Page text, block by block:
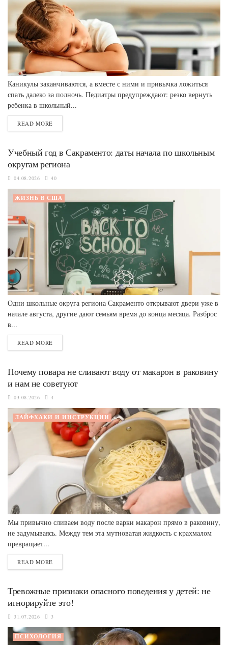
Каникулы заканчиваются, а вместе с ними и привычка ложиться
спать далеко за полночь. Педиатры предупреждают: резко вернуть
ребенка в школьный...
READ MORE
Учебный год в Сакраменто: даты начала по школьным
округам региона
04.08.2026 40
ЖИЗНЬ В США
Одни школьные округа региона Сакраменто открывают двери уже в
начале августа, другие дают семьям время до конца месяца. Разброс
в...
READ MORE
Почему повара не сливают воду от макарон в раковину
и нам не советуют
03.08.2026 4
ЛАЙФХАКИ И ИНСТРУКЦИИ
Мы привычно сливаем воду после варки макарон прямо в раковину,
не задумываясь. Между тем эта мутноватая жидкость с крахмалом
превращает...
READ MORE
Тревожные признаки опасного поведения у детей: не
игнорируйте это!
31.07.2026 3
ПСИХОЛОГИЯ